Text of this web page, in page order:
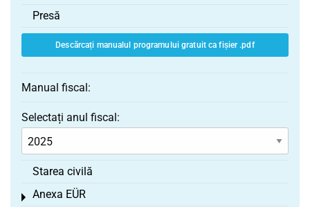
Presă
Descărcați manualul programului gratuit ca fișier .pdf
Manual fiscal:
Selectați anul fiscal:
Starea civilă
Anexa EÜR
Toggle menu